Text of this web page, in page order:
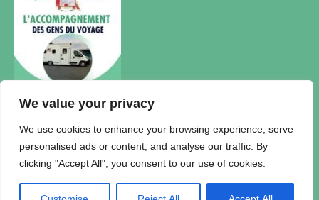
We value your privacy
We use cookies to enhance your browsing experience, serve
personalised ads or content, and analyse our traffic. By
clicking "Accept All", you consent to our use of cookies.
Actualités
Accueil Itinérance
Politique de confidentialité Plan du Site Mentions légales